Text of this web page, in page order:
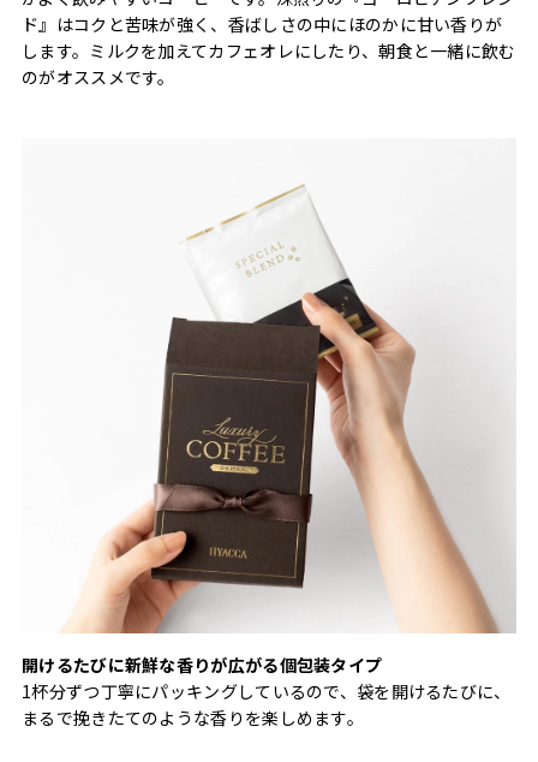
ド』はコクと苦味が強く、香ばしさの中にほのかに甘い香りが
します。ミルクを加えてカフェオレにしたり、朝食と一緒に飲む
のがオススメです。
開けるたびに新鮮な香りが広がる個包装タイプ
1杯分ずつ丁寧にパッキングしているので、袋を開けるたびに、
まるで挽きたてのような香りを楽しめます。